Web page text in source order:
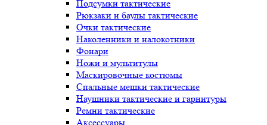
Подсумки тактические
Рюкзаки и баулы тактические
Очки тактические
Наколенники и налокотники
Фонари
Ножи и мультитулы
Маскировочные костюмы
Спальные мешки тактические
Наушники тактические и гарнитуры
Ремни тактические
Аксессуары